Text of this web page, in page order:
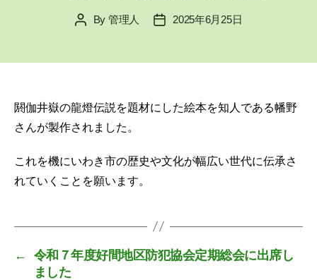
PostBy 管理人
Post2025年6月25日
閼伽井嶽の龍燈伝説を題材にした絵本を知人である幡野
さんが製作されました。
これを機にいわき市の歴史や文化が幅広い世代に伝承さ
れていくことを願います。
←
令和７年度好間地区防犯協会定期総会に出席し
ました